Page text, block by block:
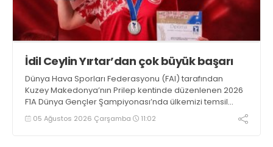
İdil Ceylin Yırtar’dan çok büyük başarı
Dünya Hava Sporları Federasyonu (FAI) tarafından
Kuzey Makedonya’nın Prilep kentinde düzenlenen 2026
F1A Dünya Gençler Şampiyonası’nda ülkemizi temsil
eden millî sporcumuz İdil Ceylin YIRTAR, büyük bir
başarıya imza atarak Dünya ikincisi oldu.
05 Ağustos 2026 Çarşamba 11:02